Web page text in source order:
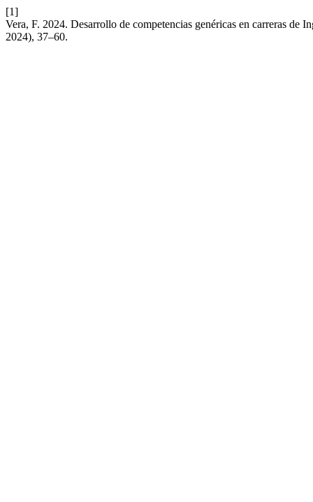
[1]
Vera, F. 2024. Desarrollo de competencias genéricas en carreras
2024), 37–60.